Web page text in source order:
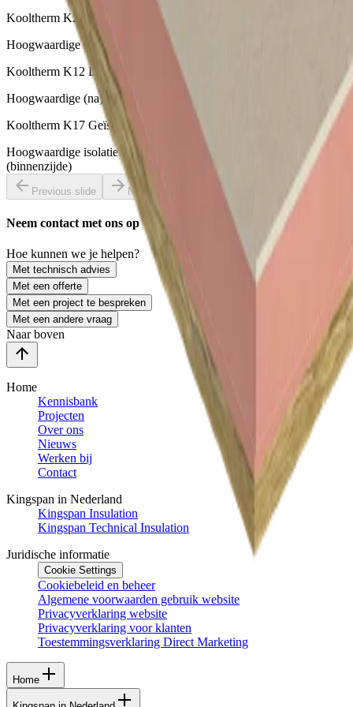
Kooltherm K20 Betonelement Plaat
Hoogwaardige isolatie voor betonnen sandwich elementen
Kooltherm K12 D HSB Plaat
Hoogwaardige (na)-isolatie voor diverse toepassingen
Kooltherm K17 Geïsoleerde Gipsplaat
Hoogwaardige isolatie voor wanden en dakconstructies
(binnenzijde)
Previous slide Next slide
Neem contact met ons op
Hoe kunnen we je helpen?
Met technisch advies
Met een offerte
Met een project te bespreken
Met een andere vraag
Naar boven
Home
Kennisbank
Projecten
Over ons
Nieuws
Werken bij
Contact
Kingspan in Nederland
Kingspan Insulation
Kingspan Technical Insulation
Juridische informatie
Cookie Settings
Cookiebeleid en beheer
Algemene voorwaarden gebruik website
Privacyverklaring website
Privacyverklaring voor klanten
Toestemmingsverklaring Direct Marketing
Home